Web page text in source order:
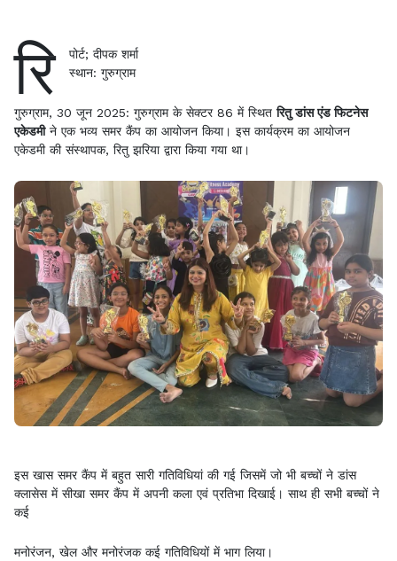
रि
पोर्ट; दीपक शर्मा
स्थान: गुरुग्राम
गुरुग्राम, 30 जून 2025: गुरुग्राम के सेक्टर 86 में स्थितरितु डांस एंड फिटनेस
एकेडमीने एक भव्य समर कैंप का आयोजन किया। इस कार्यक्रम का आयोजन
एकेडमी की संस्थापक, रितु झरिया द्वारा किया गया था।
इस खास समर कैंप में बहुत सारी गतिविधियां की गई जिसमें जो भी बच्चों ने डांस
क्लासेस में सीखा समर कैंप में अपनी कला एवं प्रतिभा दिखाई। साथ ही सभी बच्चों ने
कई
मनोरंजन, खेल और मनोरंजक कई गतिविधियों में भाग लिया।